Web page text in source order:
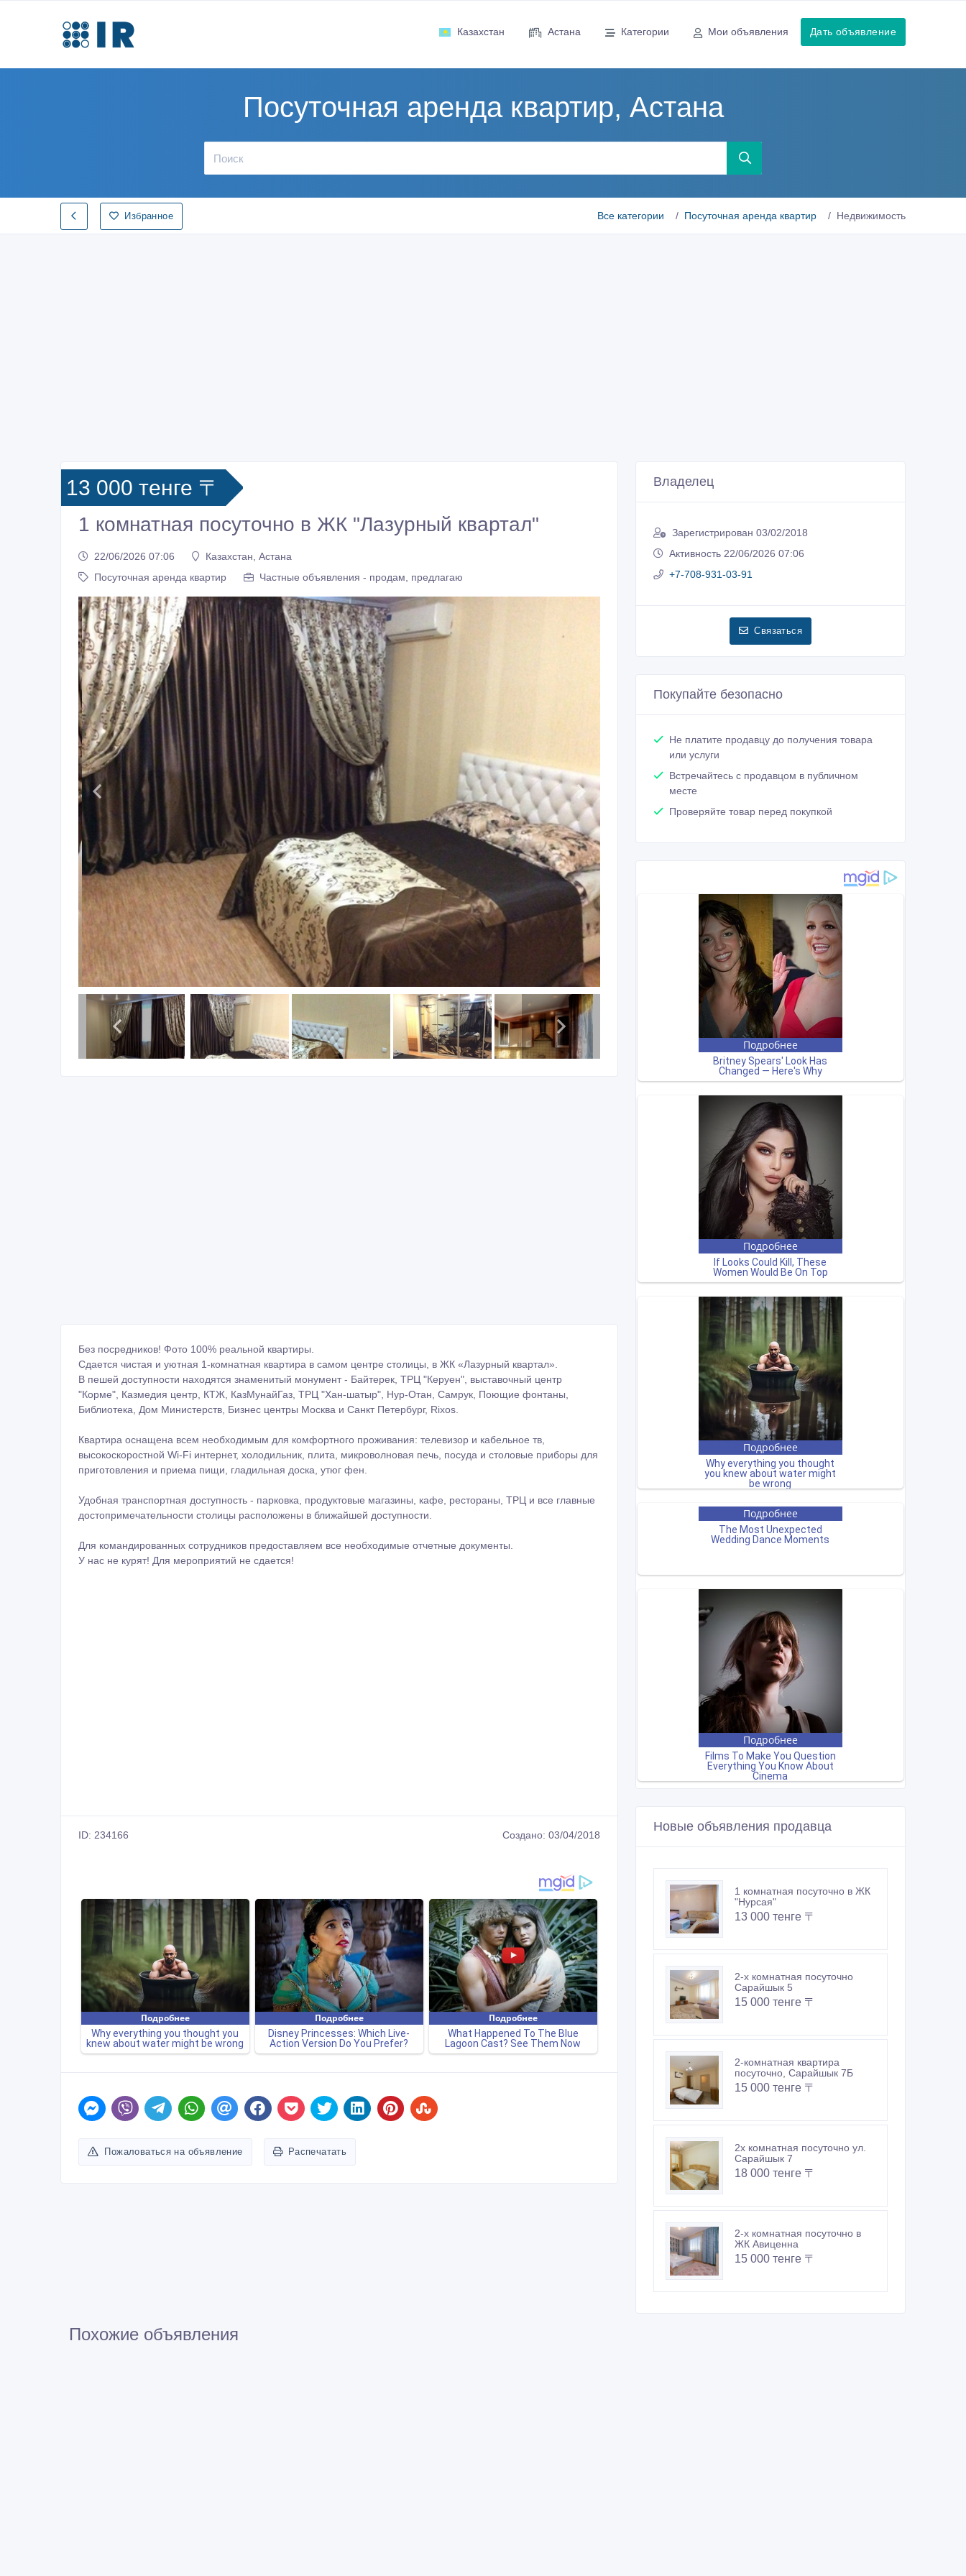
Казахстан Астана Категории Мои объявления Дать объявление
Посуточная аренда квартир, Астана
Избранное Все категории Посуточная аренда квартир Недвижимость
13 000 тенге 〒
1 комнатная посуточно в ЖК "Лазурный квартал"
22/06/2026 07:06
Казахстан, Астана
Посуточная аренда квартир
Частные объявления - продам, предлагаю
Без посредников! Фото 100% реальной квартиры.
Сдается чистая и уютная 1-комнатная квартира в самом центре столицы, в ЖК «Лазурный квартал».
В пешей доступности находятся знаменитый монумент - Байтерек, ТРЦ "Керуен", выставочный центр
"Корме", Казмедия центр, КТЖ, КазМунайГаз, ТРЦ "Хан-шатыр", Нур-Отан, Самрук, Поющие фонтаны,
Библиотека, Дом Министерств, Бизнес центры Москва и Санкт Петербург, Rixos.
Квартира оснащена всем необходимым для комфортного проживания: телевизор и кабельное тв,
высокоскоростной Wi-Fi интернет, холодильник, плита, микроволновая печь, посуда и столовые приборы для
приготовления и приема пищи, гладильная доска, утюг фен.
Удобная транспортная доступность - парковка, продуктовые магазины, кафе, рестораны, ТРЦ и все главные
достопримечательности столицы расположены в ближайшей доступности.
Для командированных сотрудников предоставляем все необходимые отчетные документы.
У нас не курят! Для мероприятий не сдается!
ID: 234166 Создано: 03/04/2018
Пожаловаться на объявление Распечатать
Владелец
Зарегистрирован 03/02/2018
Активность 22/06/2026 07:06
+7-708-931-03-91
Связаться
Покупайте безопасно
Не платите продавцу до получения товара
или услуги
Встречайтесь с продавцом в публичном
месте
Проверяйте товар перед покупкой
Новые объявления продавца
1 комнатная посуточно в ЖК
"Нурсая"
13 000 тенге 〒
2-х комнатная посуточно
Сарайшык 5
15 000 тенге 〒
2-комнатная квартира
посуточно, Сарайшык 7Б
15 000 тенге 〒
2х комнатная посуточно ул.
Сарайшык 7
18 000 тенге 〒
2-х комнатная посуточно в
ЖК Авиценна
15 000 тенге 〒
Похожие объявления